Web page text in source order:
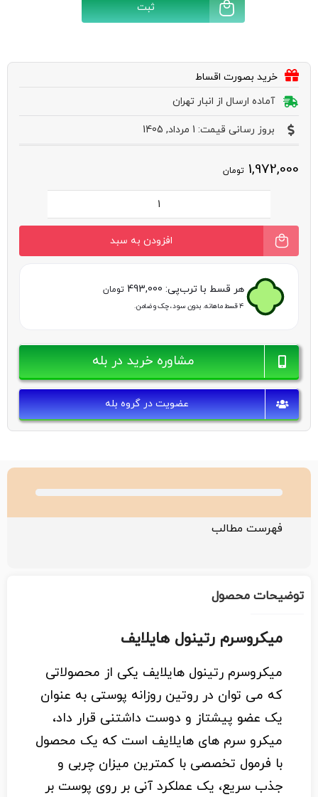
ثبت
خرید بصورت اقساط
آماده ارسال از انبار تهران
بروز رسانی قیمت: 1 مرداد, 1405
1,972,000 تومان
میکروسرم
رتینول
هایلایف
عدد
افزودن به سبد
هر قسط با ترب‌پی: 493,000 تومان
۴ قسط ماهانه. بدون سود، چک و ضامن.
مشاوره خرید در بله
عضویت در گروه بله
فهرست مطالب
توضیحات محصول
میکروسرم رتینول هایلایف
میکروسرم رتینول هایلایف یکی از محصولاتی
که می توان در روتین روزانه پوستی به عنوان
یک عضو پیشتاز و دوست داشتنی قرار داد،
میکرو سرم های هایلایف است که یک محصول
با فرمول تخصصی با کمترین میزان چربی و
جذب سریع، یک عملکرد آنی بر روی پوست بر